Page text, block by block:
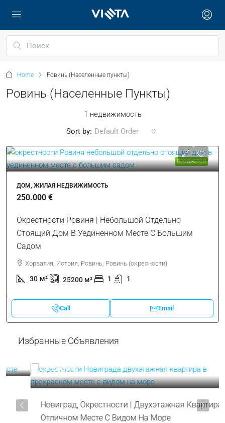
Home Ровинь (Населенные пункты)
Ровинь (Населенные Пункты)
1 недвижимость
Sort by: Default Order
ПРОДАЕТСЯ
ДОМ, ЖИЛАЯ НЕДВИЖИМОСТЬ
250.000 €
Окрестности Ровиня | Небольшой Отдельно
Стоящий Дом В Уединенном Месте С Большим
Садом
Хорватия, Истрия, Ровинь, Ровинь (окресности)
30 м² 25200 м² 1 1
Call Email
Избранные Объявления
319.000 €
3.544 €
Новиград, Окрестности | Двухэтажная Квартира В
Отличном Месте С Видом На Море